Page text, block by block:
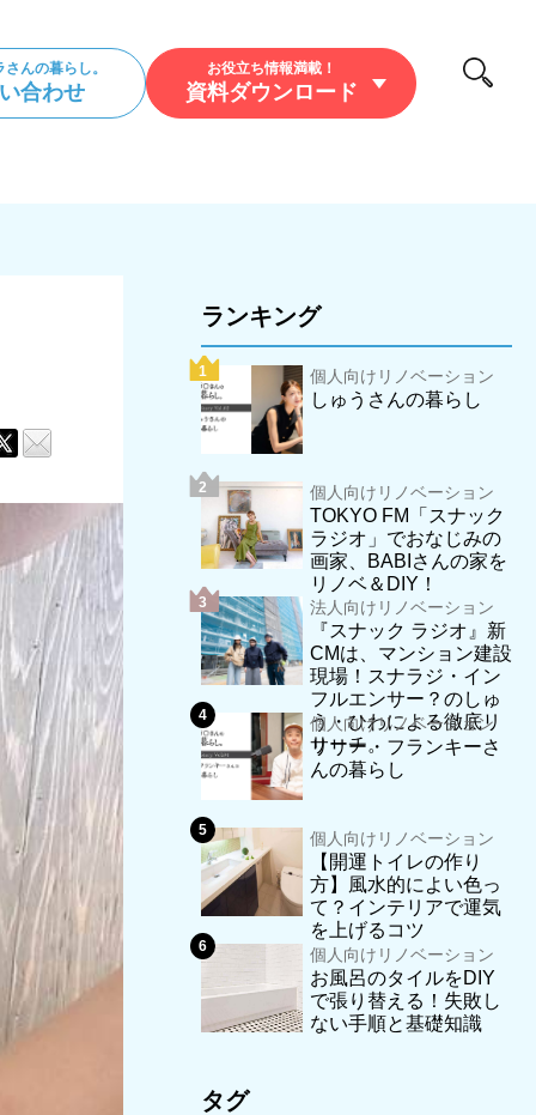
お役立ち情報満載！
資料ダウンロード
んの暮らし。
合わせ
ランキング
個人向けリノベーション
しゅうさんの暮らし
個人向けリノベーション
TOKYO FM「スナック
ラジオ」でおなじみの
画家、BABIさんの家を
リノベ＆DIY！
法人向けリノベーション
『スナック ラジオ』新
CMは、マンション建設
現場！スナラジ・イン
フルエンサー？のしゅ
う・ひわによる徹底リ
サーチ。
個人向けリノベーション
リリー・フランキーさ
んの暮らし
個人向けリノベーション
【開運トイレの作り
方】風水的によい色っ
て？インテリアで運気
を上げるコツ
個人向けリノベーション
お風呂のタイルをDIY
で張り替える！失敗し
ない手順と基礎知識
タグ